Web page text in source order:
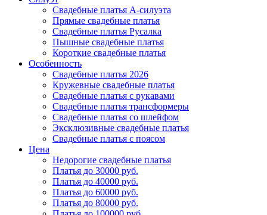
Свадебные платья А-силуэта
Прямые свадебные платья
Свадебные платья Русалка
Пышные свадебные платья
Короткие свадебные платья
Особенность
Свадебные платья 2026
Кружевные свадебные платья
Свадебные платья с рукавами
Свадебные платья трансформеры
Свадебные платья со шлейфом
Эксклюзивные свадебные платья
Свадебные платья с поясом
Цена
Недорогие свадебные платья
Платья до 30000 руб.
Платья до 40000 руб.
Платья до 60000 руб.
Платья до 80000 руб.